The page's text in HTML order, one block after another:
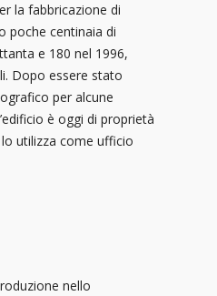
la fabbricazione di
poche centinaia di
e 180 nel 1996,
Dopo essere stato
per alcune
è oggi di proprietà
utilizza come ufficio
nello